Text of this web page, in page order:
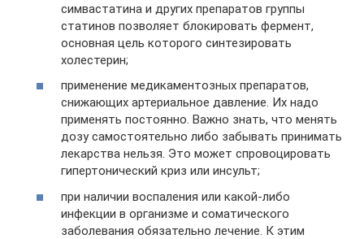
симвастатина и других препаратов группы
статинов позволяет блокировать фермент,
основная цель которого синтезировать
холестерин;
применение медикаментозных препаратов,
снижающих артериальное давление. Их надо
применять постоянно. Важно знать, что менять
дозу самостоятельно либо забывать принимать
лекарства нельзя. Это может спровоцировать
гипертонический криз или инсульт;
при наличии воспаления или какой-либо
инфекции в организме и соматического
заболевания обязательно лечение. К этим